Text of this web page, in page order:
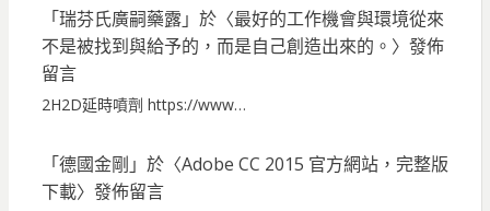
「瑞芬氏廣嗣藥露」於〈最好的工作機會與環境從來
不是被找到與給予的，而是自己創造出來的。 〉發佈
留言
2H2D延時噴劑 https://www…
「德國金剛 」於〈Adobe CC 2015 官方網站，完整版
下載〉發佈留言